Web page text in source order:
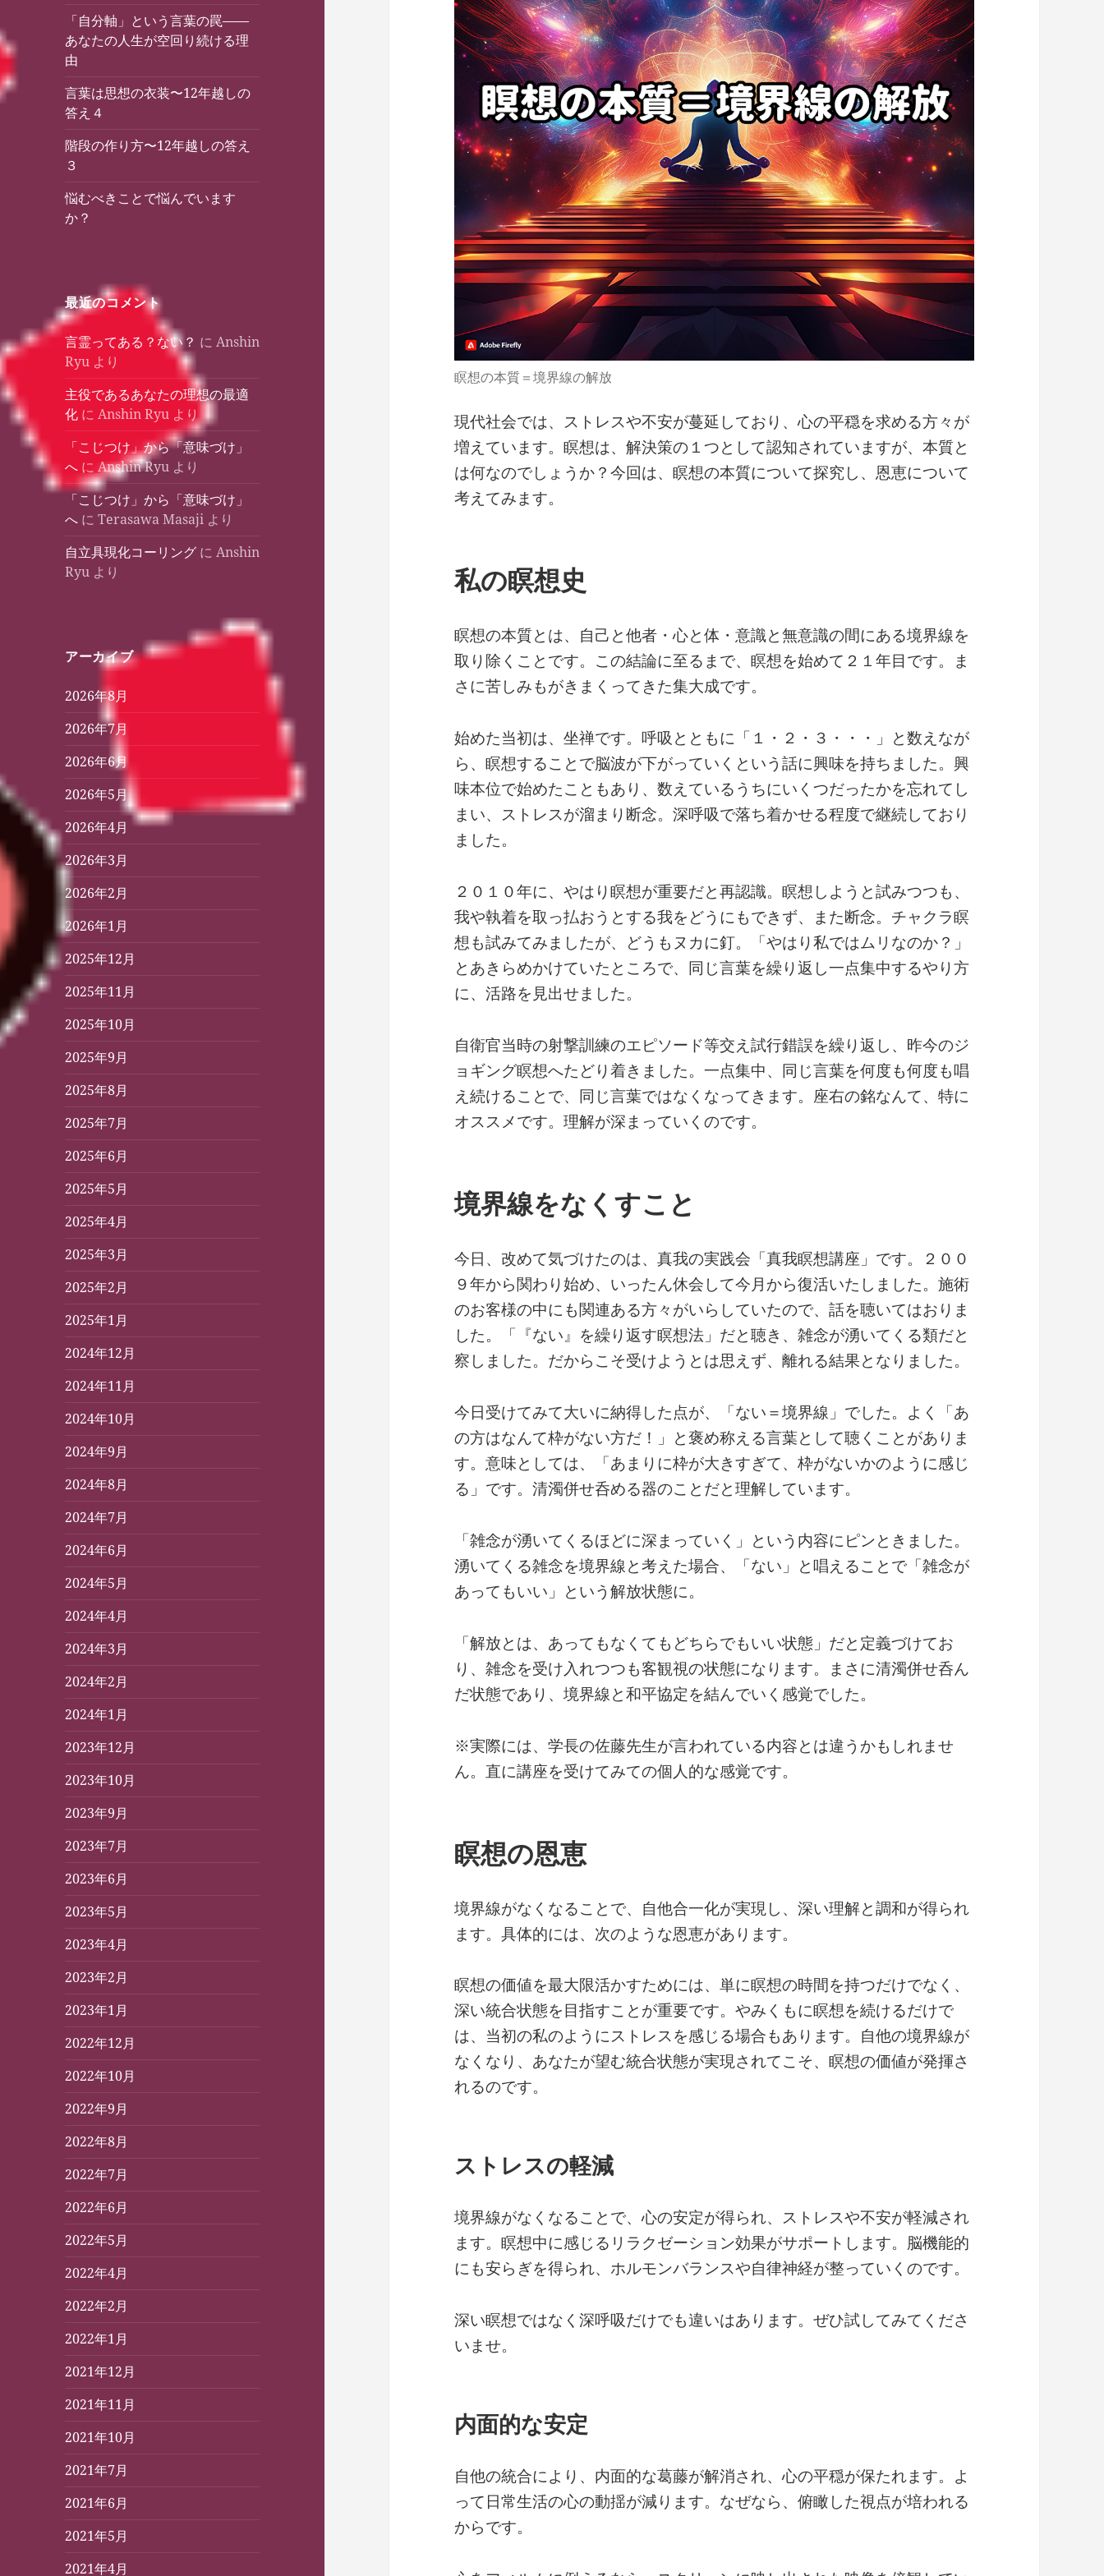
「自分軸」という言葉の罠——
あなたの人生が空回り続ける理
由
言葉は思想の衣装〜12年越しの
答え４
階段の作り方〜12年越しの答え
３
悩むべきことで悩んでいます
か？
最近のコメント
言霊ってある？ない？ にAnshin
Ryu より
主役であるあなたの理想の最適
化 にAnshin Ryu より
「こじつけ」から「意味づけ」
へ にAnshin Ryu より
「こじつけ」から「意味づけ」
へ にTerasawa Masaji より
自立具現化コーリング にAnshin
Ryu より
アーカイブ
2026年8月
2026年7月
2026年6月
2026年5月
2026年4月
2026年3月
2026年2月
2026年1月
2025年12月
2025年11月
2025年10月
2025年9月
2025年8月
2025年7月
2025年6月
2025年5月
2025年4月
2025年3月
2025年2月
2025年1月
2024年12月
2024年11月
2024年10月
2024年9月
2024年8月
2024年7月
2024年6月
2024年5月
2024年4月
2024年3月
2024年2月
2024年1月
2023年12月
2023年10月
2023年9月
2023年7月
2023年6月
2023年5月
2023年4月
2023年2月
2023年1月
2022年12月
2022年10月
2022年9月
2022年8月
2022年7月
2022年6月
2022年5月
2022年4月
2022年2月
2022年1月
2021年12月
2021年11月
2021年10月
2021年7月
2021年6月
2021年5月
2021年4月
瞑想の本質＝境界線の解放
現代社会では、ストレスや不安が蔓延しており、心の平穏を求める方々が
増えています。瞑想は、解決策の１つとして認知されていますが、本質と
は何なのでしょうか？今回は、瞑想の本質について探究し、恩恵について
考えてみます。
私の瞑想史
瞑想の本質とは、自己と他者・心と体・意識と無意識の間にある境界線を
取り除くことです。この結論に至るまで、瞑想を始めて２１年目です。ま
さに苦しみもがきまくってきた集大成です。
始めた当初は、坐禅です。呼吸とともに「１・２・３・・・」と数えなが
ら、瞑想することで脳波が下がっていくという話に興味を持ちました。興
味本位で始めたこともあり、数えているうちにいくつだったかを忘れてし
まい、ストレスが溜まり断念。深呼吸で落ち着かせる程度で継続しており
ました。
２０１０年に、やはり瞑想が重要だと再認識。瞑想しようと試みつつも、
我や執着を取っ払おうとする我をどうにもできず、また断念。チャクラ瞑
想も試みてみましたが、どうもヌカに釘。「やはり私ではムリなのか？」
とあきらめかけていたところで、同じ言葉を繰り返し一点集中するやり方
に、活路を見出せました。
自衛官当時の射撃訓練のエピソード等交え試行錯誤を繰り返し、昨今のジ
ョギング瞑想へたどり着きました。一点集中、同じ言葉を何度も何度も唱
え続けることで、同じ言葉ではなくなってきます。座右の銘なんて、特に
オススメです。理解が深まっていくのです。
境界線をなくすこと
今日、改めて気づけたのは、真我の実践会「真我瞑想講座」です。２００
９年から関わり始め、いったん休会して今月から復活いたしました。施術
のお客様の中にも関連ある方々がいらしていたので、話を聴いてはおりま
した。「『ない』を繰り返す瞑想法」だと聴き、雑念が湧いてくる類だと
察しました。だからこそ受けようとは思えず、離れる結果となりました。
今日受けてみて大いに納得した点が、「ない＝境界線」でした。よく「あ
の方はなんて枠がない方だ！」と褒め称える言葉として聴くことがありま
す。意味としては、「あまりに枠が大きすぎて、枠がないかのように感じ
る」です。清濁併せ呑める器のことだと理解しています。
「雑念が湧いてくるほどに深まっていく」という内容にピンときました。
湧いてくる雑念を境界線と考えた場合、「ない」と唱えることで「雑念が
あってもいい」という解放状態に。
「解放とは、あってもなくてもどちらでもいい状態」だと定義づけてお
り、雑念を受け入れつつも客観視の状態になります。まさに清濁併せ呑ん
だ状態であり、境界線と和平協定を結んでいく感覚でした。
※実際には、学長の佐藤先生が言われている内容とは違うかもしれませ
ん。直に講座を受けてみての個人的な感覚です。
瞑想の恩恵
境界線がなくなることで、自他合一化が実現し、深い理解と調和が得られ
ます。具体的には、次のような恩恵があります。
瞑想の価値を最大限活かすためには、単に瞑想の時間を持つだけでなく、
深い統合状態を目指すことが重要です。やみくもに瞑想を続けるだけで
は、当初の私のようにストレスを感じる場合もあります。自他の境界線が
なくなり、あなたが望む統合状態が実現されてこそ、瞑想の価値が発揮さ
れるのです。
ストレスの軽減
境界線がなくなることで、心の安定が得られ、ストレスや不安が軽減され
ます。瞑想中に感じるリラクゼーション効果がサポートします。脳機能的
にも安らぎを得られ、ホルモンバランスや自律神経が整っていくのです。
深い瞑想ではなく深呼吸だけでも違いはあります。ぜひ試してみてくださ
いませ。
内面的な安定
自他の統合により、内面的な葛藤が解消され、心の平穏が保たれます。よ
って日常生活の心の動揺が減ります。なぜなら、俯瞰した視点が培われる
からです。